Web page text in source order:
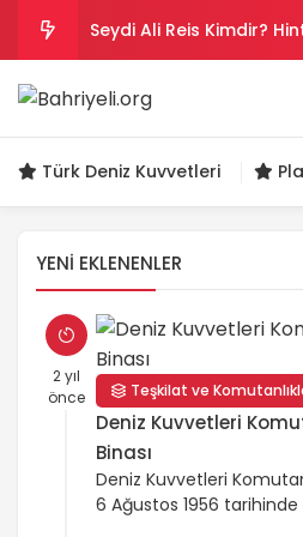
Seydi Ali Reis Kimdir?
Salih Reis Kimdir?
Gazi Umur Bey Kimdir?
Turgut Reis Kimdir?
Türk Deniz Kuvvetleri
YENI EKLENENLER
2 yıl
önce
Teşkilat ve
Deniz Kuvvetleri
Binası
Deniz Kuvvetleri
6 Ağustos 1956 tarihinde